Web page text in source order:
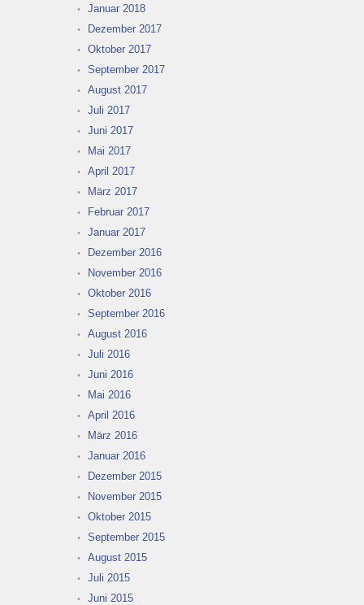
Januar 2018
Dezember 2017
Oktober 2017
September 2017
August 2017
Juli 2017
Juni 2017
Mai 2017
April 2017
März 2017
Februar 2017
Januar 2017
Dezember 2016
November 2016
Oktober 2016
September 2016
August 2016
Juli 2016
Juni 2016
Mai 2016
April 2016
März 2016
Januar 2016
Dezember 2015
November 2015
Oktober 2015
September 2015
August 2015
Juli 2015
Juni 2015